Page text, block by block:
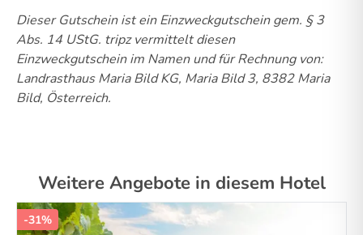
Dieser Gutschein ist ein Einzweckgutschein gem. § 3
Abs. 14 UStG. tripz vermittelt diesen
Einzweckgutschein im Namen und für Rechnung von:
Landrasthaus Maria Bild KG, Maria Bild 3, 8382 Maria
Bild, Österreich.
Weitere Angebote in diesem Hotel
-31%